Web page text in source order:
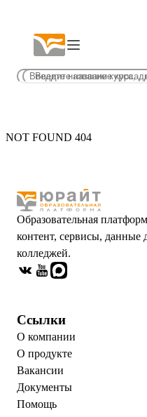
NOT FOUND 404
Образовательная
контент, сервисы, данные
колледжей.
Ссылки
О компании
О продукте
Вакансии
Документы
Помощь